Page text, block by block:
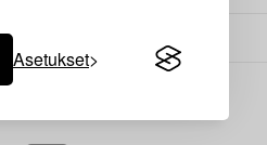
Asetukset